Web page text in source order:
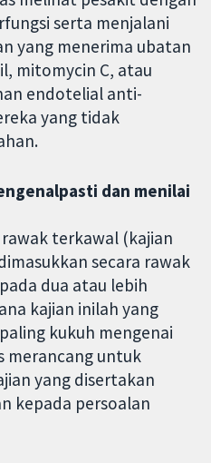
serta menjalani
yang menerima ubatan
mitomycin C, atau
endotelial anti-
yang tidak
dan menilai
terkawal (kajian
secara rawak
dua atau lebih
kajian inilah yang
kukuh mengenai
merancang untuk
yang disertakan
kepada persoalan